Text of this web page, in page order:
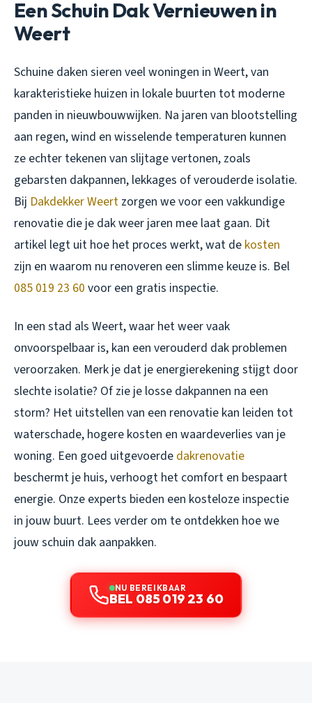
Een Schuin Dak Vernieuwen in
Weert
Schuine daken sieren veel woningen in Weert, van
karakteristieke huizen in lokale buurten tot moderne
panden in nieuwbouwwijken. Na jaren van blootstelling
aan regen, wind en wisselende temperaturen kunnen
ze echter tekenen van slijtage vertonen, zoals
gebarsten dakpannen, lekkages of verouderde isolatie.
Bij Dakdekker Weert zorgen we voor een vakkundige
renovatie die je dak weer jaren mee laat gaan. Dit
artikel legt uit hoe het proces werkt, wat de kosten
zijn en waarom nu renoveren een slimme keuze is. Bel
085 019 23 60 voor een gratis inspectie.
In een stad als Weert, waar het weer vaak
onvoorspelbaar is, kan een verouderd dak problemen
veroorzaken. Merk je dat je energierekening stijgt door
slechte isolatie? Of zie je losse dakpannen na een
storm? Het uitstellen van een renovatie kan leiden tot
waterschade, hogere kosten en waardeverlies van je
woning. Een goed uitgevoerde dakrenovatie
beschermt je huis, verhoogt het comfort en bespaart
energie. Onze experts bieden een kosteloze inspectie
in jouw buurt. Lees verder om te ontdekken hoe we
jouw schuin dak aanpakken.
NU BEREIKBAAR
BEL 085 019 23 60